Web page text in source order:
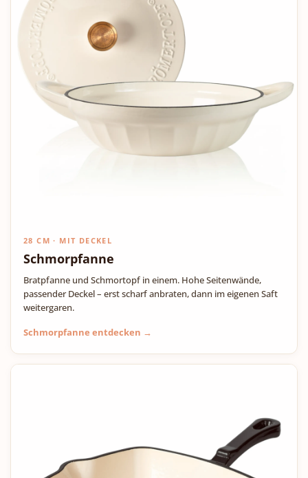
28 CM · MIT DECKEL
Schmorpfanne
Bratpfanne und Schmortopf in einem. Hohe Seitenwände,
passender Deckel – erst scharf anbraten, dann im eigenen Saft
weitergaren.
Schmorpfanne entdecken →